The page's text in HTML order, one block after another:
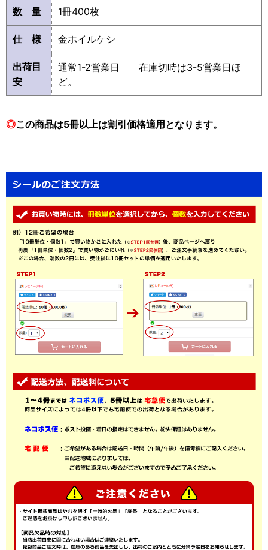
数 量 1冊400枚
仕 様 金ホイルケシ
出荷目
安
通常1-2営業日 在庫切時は3-5営業日ほ
ど。
◎この商品は5冊以上は割引価格適用となります。